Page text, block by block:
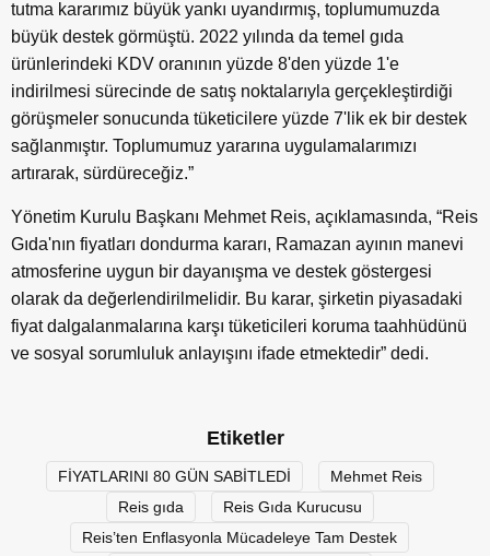
tutma kararımız büyük yankı uyandırmış, toplumumuzda
büyük destek görmüştü. 2022 yılında da temel gıda
ürünlerindeki KDV oranının yüzde 8'den yüzde 1'e
indirilmesi sürecinde de satış noktalarıyla gerçekleştirdiği
görüşmeler sonucunda tüketicilere yüzde 7'lik ek bir destek
sağlanmıştır. Toplumumuz yararına uygulamalarımızı
artırarak, sürdüreceğiz.”
Yönetim Kurulu Başkanı Mehmet Reis, açıklamasında, “Reis
Gıda'nın fiyatları dondurma kararı, Ramazan ayının manevi
atmosferine uygun bir dayanışma ve destek göstergesi
olarak da değerlendirilmelidir. Bu karar, şirketin piyasadaki
fiyat dalgalanmalarına karşı tüketicileri koruma taahhüdünü
ve sosyal sorumluluk anlayışını ifade etmektedir” dedi.
Etiketler
FİYATLARINI 80 GÜN SABİTLEDİ
Mehmet Reis
Reis gıda
Reis Gıda Kurucusu
Reis’ten Enflasyonla Mücadeleye Tam Destek